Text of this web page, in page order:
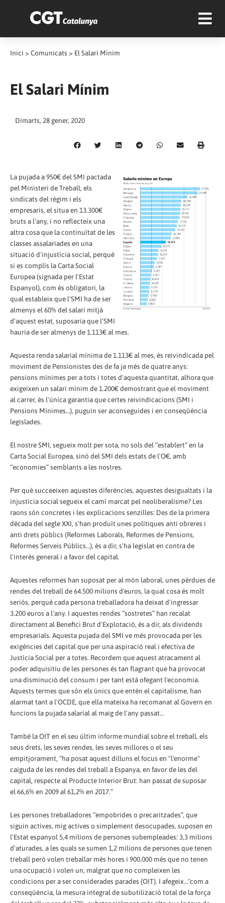
Inici > Comunicats > El Salari Mínim
El Salari Mínim
Dimarts, 28 gener, 2020
La pujada a 950€ del SMI pactada
pel Ministeri de Treball, els
sindicats del règim i els
empresaris, el situa en 13.300€
bruts a l'any, i no reflecteix una
altra cosa que la continuïtat de les
classes assalariades en una
situació d'injustícia social, perquè
si es complís la Carta Social
Europea (signada per l'Estat
Espanyol), com és obligatori, la
qual estableix que l'SMI ha de ser
almenys el 60% del salari mitjà
d'aquest estat, suposaria que l'SMI
hauria de ser almenys de 1.113€ al mes.
Aquesta renda salarial mínima de 1.113€ al mes, és reivindicada pel
moviment de Pensionistes des de fa ja més de quatre anys:
pensions mínimes per a tots i totes d'aquesta quantitat, alhora que
exigeixen un salari mínim de 1.200€ demostrant que el moviment
al carrer, és l'única garantia que certes reivindicacions (SMI i
Pensions Mínimes…), puguin ser aconseguides i en conseqüència
legislades.
El nostre SMI, segueix molt per sota, no sols del “establert” en la
Carta Social Europea, sinó del SMI dels estats de l'O€, amb
“economies” semblants a les nostres.
Per què succeeixen aquestes diferències, aquestes desigualtats i la
injustícia social segueix el camí marcat pel neoliberalisme? Les
raons són concretes i les explicacions senzilles: Des de la primera
dècada del segle XXI, s'han produït unes polítiques anti obreres i
anti drets públics (Reformes Laborals, Reformes de Pensions,
Reformes Serveis Públics…), és a dir, s'ha legislat en contra de
l'interès general i a favor del capital.
Aquestes reformes han suposat per al món laboral, unes pèrdues de
rendes del treball de 64.500 milions d'euros, la qual cosa és molt
seriós, perquè cada persona treballadora ha deixat d'ingressar
3.200 euros a l'any. I aquestes rendes “sostretes” han recalat
directament al Benefici Brut d'Explotació, és a dir, als dividends
empresarials. Aquesta pujada del SMI ve més provocada per les
exigències del capital que per una aspiració real i efectiva de
Justícia Social per a totes. Recordem que aquest atracament al
poder adquisitiu de les persones és tan flagrant que ha provocat
una disminució del consum i per tant està ofegant l'economia.
Aquests termes que són els únics que entén el capitalisme, han
alarmat tant a l'OCDE, que ella mateixa ha recomanat al Govern en
funcions la pujada salarial al maig de l'any passat...
També la OIT en el seu últim informe mundial sobre el treball, els
seus drets, les seves rendes, les seves millores o el seu
empitjorament, ”ha posat aquest dilluns el focus en "l'enorme"
caiguda de les rendes del treball a Espanya, en favor de les del
capital, respecte al Producte Interior Brut: han passat de suposar
el 66,6% en 2009 al 61,2% en 2017.”
Les persones treballadores “empobrides o precaritzades”, que
siguin actives, mig actives o simplement desocupades, suposen en
l'Estat espanyol 5,4 milions de persones subempleades: 3,3 milions
d'aturades, a les quals se sumen 1,2 milions de persones que tenen
treball però volen treballar més hores i 900.000 més que no tenen
una ocupació i volen un, malgrat que no compleixen les
condicions per a ser considerades parades (OIT). I afegeix…"com a
conseqüència, la mesura integral de subutilizació total de la força